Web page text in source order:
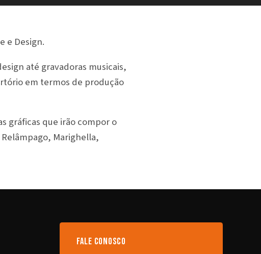
e Design.
até gravadoras musicais,
em termos de produção
gráficas que irão compor o
Marighella,
fale conosco